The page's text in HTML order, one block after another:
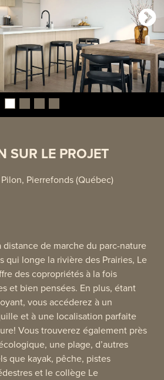
SUR LE PROJET
Pierrefonds (Québec)
distance de marche du parc-nature
qui longe la rivière des Prairies, Le
des copropriétés à la fois
et bien pensées. En plus, étant
vous accéderez à un
et à une localisation parfaite
Vous trouverez également près
une plage, d’autres
que kayak, pêche, pistes
et le collège Le